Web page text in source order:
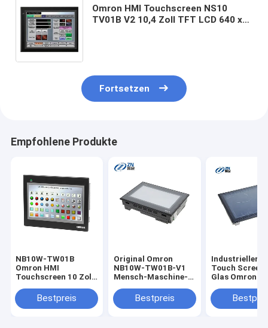
Omron HMI Touchscreen NS10
TV01B V2 10,4 Zoll TFT LCD 640 x
Fortsetzen
Empfohlene Produkte
NB10W-TW01B
Omron HMI
Touchscreen 10 Zoll
Resistive Touch
Ethernet USB
Bestpreis
Original Omron
NB10W-TW01B-V1
Mensch-Maschine-
Touchscreen 10,1"
NB3Q-TW00B-V1
Bestpreis
Industrieller
Touch Screen
Glas Omron
B.V. 2